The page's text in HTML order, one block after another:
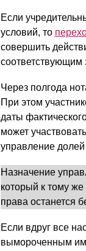
Если
условий, то
совершить
соответствующим
Через полгода
При этом
даты
может
управление долей
Назначение
который к тому
права останется
Если вдруг все
вымороченным